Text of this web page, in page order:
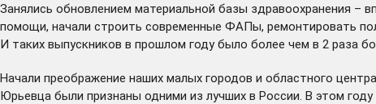
Занялись обновлением материальной базы здравоохранения –
помощи, начали строить современные ФАПы, ремонтировать
И таких выпускников в прошлом году было более чем в 2 раза
Начали преображение наших малых городов и областного
Юрьевца были признаны одними из лучших в России. В этом